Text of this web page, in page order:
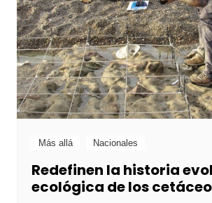
Más allá Nacionales
Redefinen la historia
ecológica de los